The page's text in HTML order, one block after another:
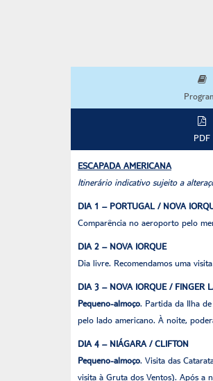
PDF
ESCAPADA AMERICANA
Itinerário indicativo sujeito a
DIA 1 – PORTUGAL / NOVA
Comparência no aeroporto pelo
DIA 2 – NOVA IORQUE
Dia livre. Recomendamos uma
DIA 3 – NOVA IORQUE / FINGER
Pequeno-almoço. Partida da Ilha
pelo lado americano. À noite,
DIA 4 – NIÁGARA / CLIFTON
Pequeno-almoço. Visita das
visita à Gruta dos Ventos). Após a